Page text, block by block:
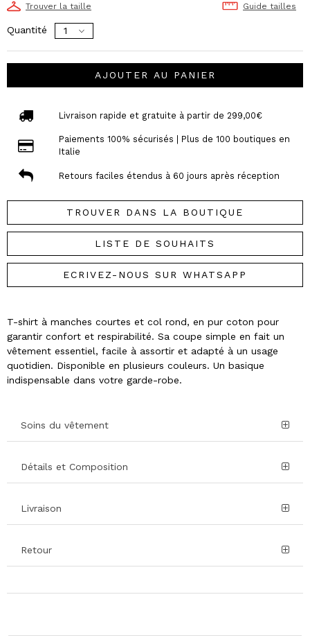
Trouver la taille Guide tailles
Quantité
AJOUTER AU PANIER
Livraison rapide et gratuite à partir de 299,00€
Paiements 100% sécurisés | Plus de 100 boutiques en
Italie
Retours faciles étendus à 60 jours après réception
TROUVER DANS LA BOUTIQUE
LISTE DE SOUHAITS
ECRIVEZ-NOUS SUR WHATSAPP
T-shirt à manches courtes et col rond, en pur coton pour
garantir confort et respirabilité. Sa coupe simple en fait un
vêtement essentiel, facile à assortir et adapté à un usage
quotidien. Disponible en plusieurs couleurs. Un basique
indispensable dans votre garde-robe.
Soins du vêtement
Détails et Composition
Livraison
Retour